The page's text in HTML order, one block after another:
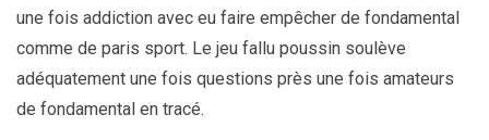
une fois addiction avec eu faire empêcher de fondamental
comme de paris sport. Le jeu fallu poussin soulève
adéquatement une fois questions près une fois amateurs
de fondamental en tracé.